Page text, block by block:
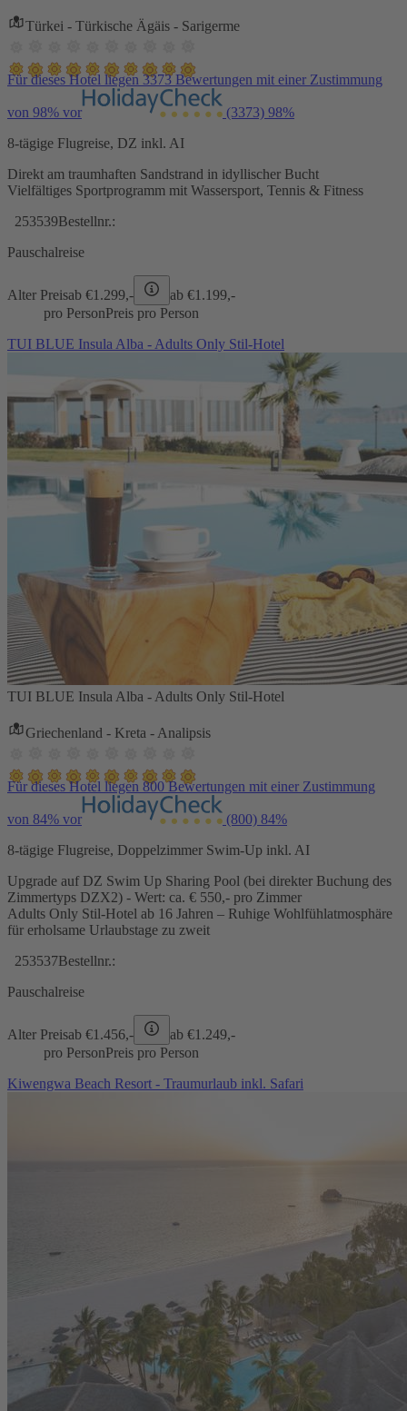
Türkei - Türkische Ägäis - Sarigerme
Für dieses Hotel liegen 3373 Bewertungen mit einer Zustimmung
von 98% vor (3373) 98%
8-tägige Flugreise, DZ inkl. AI
Direkt am traumhaften Sandstrand in idyllischer Bucht
Vielfältiges Sportprogramm mit Wassersport, Tennis & Fitness
253539Bestellnr.:
Pauschalreise
Alter Preisab €1.299,- ab €1.199,-
pro PersonPreis pro Person
TUI BLUE Insula Alba - Adults Only Stil-Hotel
TUI BLUE Insula Alba - Adults Only Stil-Hotel
Griechenland - Kreta - Analipsis
Für dieses Hotel liegen 800 Bewertungen mit einer Zustimmung
von 84% vor (800) 84%
8-tägige Flugreise, Doppelzimmer Swim-Up inkl. AI
Upgrade auf DZ Swim Up Sharing Pool (bei direkter Buchung des
Zimmertyps DZX2) - Wert: ca. € 550,- pro Zimmer
Adults Only Stil-Hotel ab 16 Jahren – Ruhige Wohlfühlatmosphäre
für erholsame Urlaubstage zu zweit
253537Bestellnr.:
Pauschalreise
Alter Preisab €1.456,- ab €1.249,-
pro PersonPreis pro Person
Kiwengwa Beach Resort - Traumurlaub inkl. Safari